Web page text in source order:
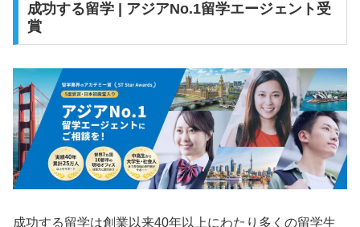
成功する留学 | アジアNo.1留学エージェント受
賞
成功する留学は創業以来40年以上にわたり多くの留学生